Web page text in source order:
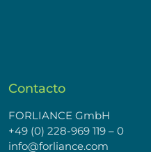
Contacto
FORLIANCE GmbH
+49 (0) 228-969 119 – 0
info@forliance.com